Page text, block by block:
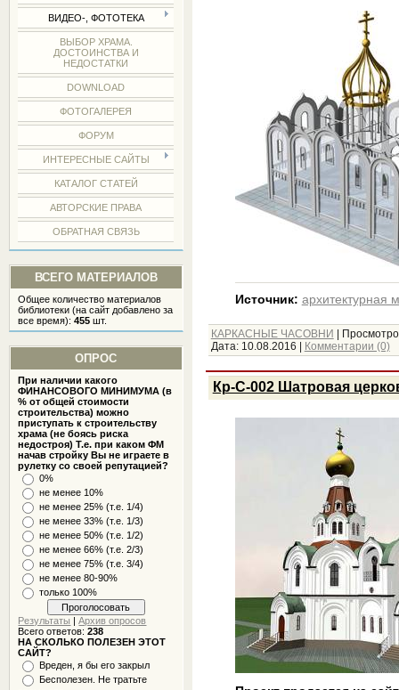
ВИДЕО-, ФОТОТЕКА
ВЫБОР ХРАМА.
ДОСТОИНСТВА И
НЕДОСТАТКИ
DOWNLOAD
ФОТОГАЛЕРЕЯ
ФОРУМ
ИНТЕРЕСНЫЕ САЙТЫ
КАТАЛОГ СТАТЕЙ
АВТОРСКИЕ ПРАВА
ОБРАТНАЯ СВЯЗЬ
ВСЕГО МАТЕРИАЛОВ
Общее количество материалов
библиотеки (на сайт добавлено за
все время):455 шт.
ОПРОС
При наличии какого
ФИНАНСОВОГО МИНИМУМА (в
% от общей стоимости
строительства) можно
приступать к строительству
храма (не боясь риска
недостроя) Т.е. при каком ФМ
начав стройку Вы не играете в
рулетку со своей репутацией?
0%
не менее 10%
не менее 25% (т.е. 1/4)
не менее 33% (т.е. 1/3)
не менее 50% (т.е. 1/2)
не менее 66% (т.е. 2/3)
не менее 75% (т.е. 3/4)
не менее 80-90%
только 100%
Результаты |Архив опросов
Всего ответов:238
НА СКОЛЬКО ПОЛЕЗЕН ЭТОТ
САЙТ?
Вреден, я бы его закрыл
Бесполезен. Не тратьте
Источник: архитектурная
КАРКАСНЫЕ ЧАСОВНИ
Дата: 10.08.2016 Комментарии (0)
Кр-С-002 Шатровая